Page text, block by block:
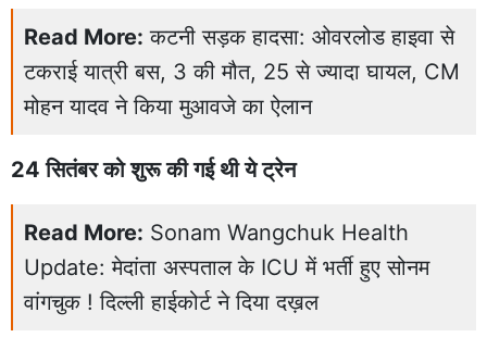
Read More: कटनी सड़क हादसा: ओवरलोड हाइवा से
टकराई यात्री बस, 3 की मौत, 25 से ज्यादा घायल, CM
मोहन यादव ने किया मुआवजे का ऐलान
24 सितंबर को शुरू की गई थी ये ट्रेन
Read More: Sonam Wangchuk Health
Update: मेदांता अस्पताल के ICU में भर्ती हुए सोनम
वांगचुक ! दिल्ली हाईकोर्ट ने दिया दख़ल